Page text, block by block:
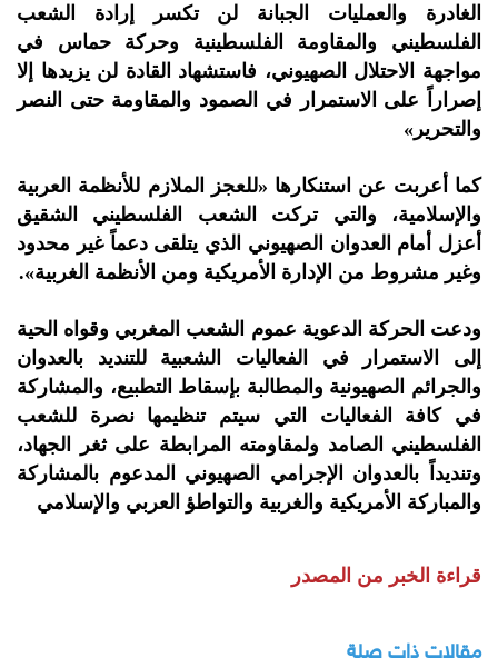
الغادرة والعمليات الجبانة لن تكسر إرادة الشعب
الفلسطيني والمقاومة الفلسطينية وحركة حماس في
مواجهة الاحتلال الصهيوني، فاستشهاد القادة لن يزيدها إلا
إصراراً على الاستمرار في الصمود والمقاومة حتى النصر
والتحرير»
كما أعربت عن استنكارها «للعجز الملازم للأنظمة العربية
والإسلامية، والتي تركت الشعب الفلسطيني الشقيق
أعزل أمام العدوان الصهيوني الذي يتلقى دعماً غير محدود
وغير مشروط من الإدارة الأمريكية ومن الأنظمة الغربية».
ودعت الحركة الدعوية عموم الشعب المغربي وقواه الحية
إلى الاستمرار في الفعاليات الشعبية للتنديد بالعدوان
والجرائم الصهيونية والمطالبة بإسقاط التطبيع، والمشاركة
في كافة الفعاليات التي سيتم تنظيمها نصرة للشعب
الفلسطيني الصامد ولمقاومته المرابطة على ثغر الجهاد،
وتنديداً بالعدوان الإجرامي الصهيوني المدعوم بالمشاركة
والمباركة الأمريكية والغربية والتواطؤ العربي والإسلامي
قراءة الخبر من المصدر